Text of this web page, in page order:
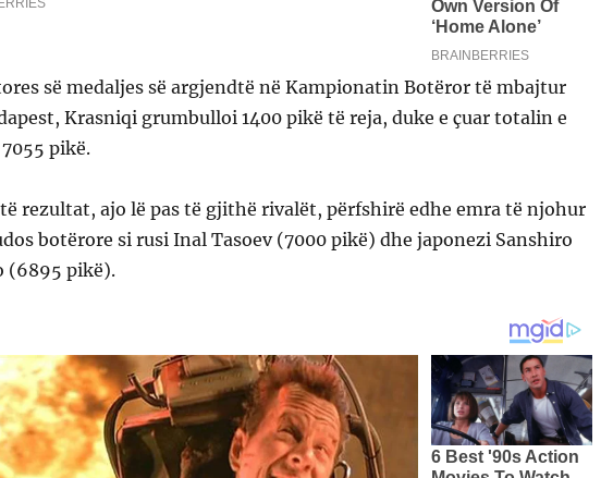
së medaljes së argjendtë në Kampionatin Botëror të mbajtur
Krasniqi grumbulloi 1400 pikë të reja, duke e çuar totalin e
pikë.
rezultat, ajo lë pas të gjithë rivalët, përfshirë edhe emra të njohur
botërore si rusi Inal Tasoev (7000 pikë) dhe japonezi Sanshiro
(6895 pikë).